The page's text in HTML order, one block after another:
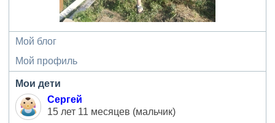
Мой блог
Мой профиль
Мои дети
Сергей
15 лет 11 месяцев (мальчик)